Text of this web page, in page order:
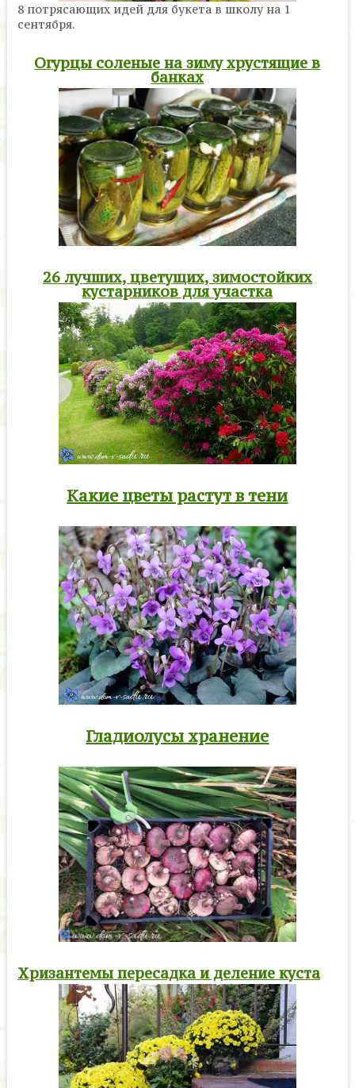
8 потрясающих идей для букета в школу на 1
сентября.
Огурцы соленые на зиму хрустящие в
банках
26 лучших, цветущих, зимостойких
кустарников для участка
Какие цветы растут в тени
Гладиолусы хранение
Хризантемы пересадка и деление куста